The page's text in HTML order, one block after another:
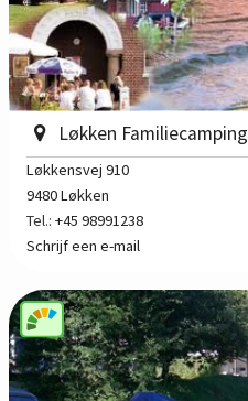
Løkken Familiecamping
Løkkensvej 910
9480 Løkken
Tel.: +45 98991238
Schrijf een e-mail